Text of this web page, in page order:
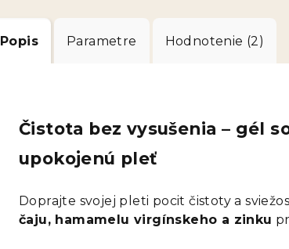
Popis Parametre Hodnotenie (2)
Čistota bez vysušenia – gél
upokojenú pleť
Doprajte svojej pleti pocit čistoty a
čaju, hamamelu virgínskeho a zinku